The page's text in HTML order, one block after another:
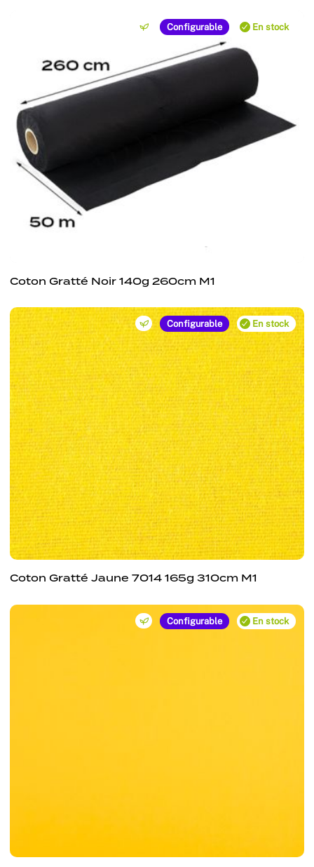
Configurable En stock
Coton Gratté Noir 140g 260cm M1
Configurable En stock
Coton Gratté Jaune 7014 165g 310cm M1
Configurable En stock